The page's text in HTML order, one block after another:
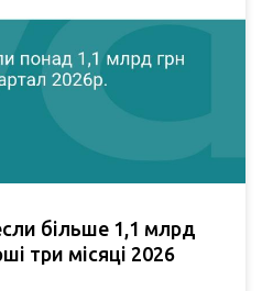
більше 1,1 млрд
три місяці 2026